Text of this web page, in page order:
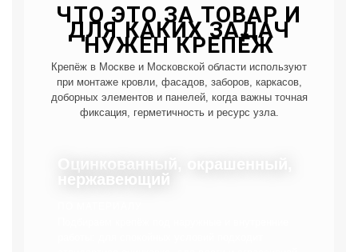
ЧТО ЭТО ЗА ТОВАР И
ДЛЯ КАКИХ ЗАДАЧ
НУЖЕН КРЕПЁЖ
Крепёж в Москве и Московской области используют
при монтаже кровли, фасадов, заборов, каркасов,
доборных элементов и панелей, когда важны точная
фиксация, герметичность и ресурс узла.
нержавеющий